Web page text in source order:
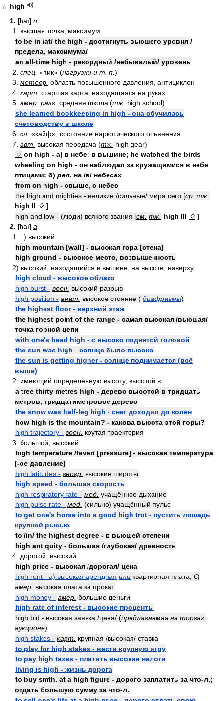
6
high
1. [haı] n
1. высшая точка, максимум
to be in /at/ the high - достигнуть высшего уровня /
предела, максимума/
an all-time high - рекордный /небывалый/ уровень
2. спец. «пик» (нагрузки и т. п. )
3. метеор. область повышенного давления, антициклон
4. карт. старшая карта, находящаяся на руках
5. амер. разг. средняя школа (тж. high school)
she learned bookkeeping in high - она обучилась
счетоводству в школе
6. сл. «кайф», состояние наркотического опьянения
7. авт. высокая передача (тж. high gear)
♢ on high - а) в небе; в вышине; he watched the birds
wheeling on high - он наблюдал за кружащимися в небе
птицами; б) рел. на /в/ небесах
from on high - свыше, с небес
the high and mighties - великие /сильные/ мира сего [ср. тж.
high II ♢ ]
high and low - (люди) всякого звания [см. тж. high III ♢ ]
2. [haı] a
1. 1) высокий
high mountain [wall] - высокая гора [стена]
high ground - высокое место, возвышенность
2) высокий, находящийся в вышине, на высоте, наверху
high cloud - высокое облако
high burst - воен. высокий разрыв
high position - анат. высокое стояние ( диафрагмы)
the highest floor - верхний этаж
the highest point of the range - самая высокая /высшая/
точка горной цепи
with one's head high - с высоко поднятой головой
the sun was high - солнце было высоко
the sun is getting higher - солнце поднимается (всё
выше)
2. имеющий определённую высоту, высотой в
a tree thirty metres high - дерево высотой в тридцать
метров, тридцатиметровое дерево
the snow was half-leg high - снег доходил до колен
how high is the mountain? - какова высота этой горы?
high trajectory - воен. крутая траектория
3. большой, высокий
high temperature /fever/ [pressure] - высокая температура
[-ое давление]
high latitudes - геогр. высокие широты
high speed - большая скорость
high respiratory rate - мед. учащённое дыхание
high pulse rate - мед. (сильно) учащённый пульс
to get one's horse into a good high trot - пустить лошадь
крупной рысью
to /in/ the highest degree - в высшей степени
high antiquity - большая /глубокая/ древность
4. дорогой, высокий
high price - высокая /дорогая/ цена
high rent - а) высокая арендная или квартирная плата; б)
амер. высокая плата за прокат
high money - амер. большие деньги
high rate of interest - высокие проценты
high bid - высокая заявка /цена/ (предлагаемая на торгах,
аукционе)
high stakes - карт.
крупная /высокая/ ставка
to play for high stakes - вести крупную игру
to pay high taxes - платить высокие налоги
living is high - жизнь дорога
to buy smth. at a high figure - дорого заплатить за что-л.;
отдать большую сумму за что-л.